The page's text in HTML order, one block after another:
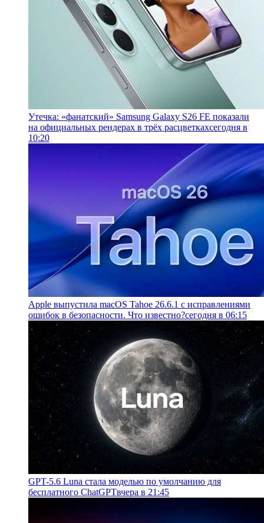
Утечка: «фанатский» Samsung Galaxy S26 FE показали
на официальных рендерах в трёх расцветкахсегодня в
10:20
Apple выпустила macOS Tahoe 26.6.1 с исправлениями
ошибок в безопасности. Что известно?сегодня в 06:15
GPT-5.6 Luna стала моделью по умолчанию для
бесплатного ChatGPTвчера в 21:45